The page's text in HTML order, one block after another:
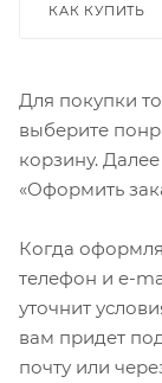
КАК КУПИТЬ
Для покупки
выберите
корзину.
«Оформить
Когда
телефон и e-
уточнит
вам придет
почту или